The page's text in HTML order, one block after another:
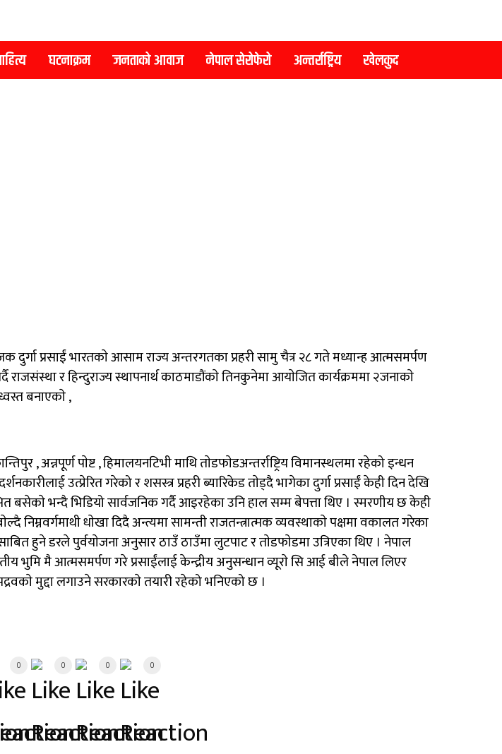
घटनाक्रम जनताको आवाज नेपाल सेरोफेरो अन्तर्राष्ट्रिय खेलकुद
दुर्गा प्रसाईं भारतकाे आसाम राज्य अन्तरगतका प्रहरी सामु चैत्र २८ गते मध्यान्ह आत्मसमर्पण
र हिन्दुराज्य स्थापनार्थ काठमाडौंकाे तिनकुनेमा आयाेजित कार्यक्रममा २जनाकाे
बनाएकाे ,
, अन्नपूर्ण पाेष्ट , हिमालयनटिभी माथि ताेडफाेडअन्तर्राष्ट्रिय विमानस्थलमा रहेको इन्धन
उत्प्रेरित गरेको र शसस्त्र प्रहरी ब्यारिकेड ताेड्दै भागेका दुर्गा प्रसाईं केही दिन देखि
भन्दै भिडियो सार्वजनिक गर्दै आइरहेका उनि हाल सम्म बेपत्ता थिए । स्मरणीय छ केही
निम्नवर्गमाथी धाेखा दिदै अन्त्यमा सामन्ती राजतन्त्रात्मक व्यवस्थाकाे पक्षमा वकालत गरेका
हुने डरले पुर्वयाेजना अनुसार ठाउँ ठाउँमा लुटपाट र ताेडफाेडमा उत्रिएका थिए । नेपाल
भुमि मै आत्मसमर्पण गरे प्रसाईंलाई केन्द्रीय अनुसन्धान व्यूराे सि आई बीले नेपाल लिएर
मुद्दा लगाउने सरकारकाे तयारी रहेको भनिएको छ ।
0 0 0 0